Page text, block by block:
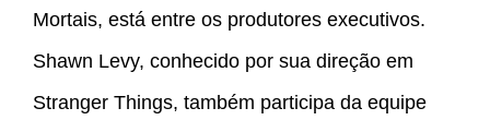
Mortais, está entre os produtores executivos.
Shawn Levy, conhecido por sua direção em
Stranger Things, também participa da equipe